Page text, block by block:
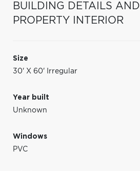
BUILDING DETAILS AND
PROPERTY INTERIOR
Size
30' X 60' Irregular
Year built
Unknown
Windows
PVC